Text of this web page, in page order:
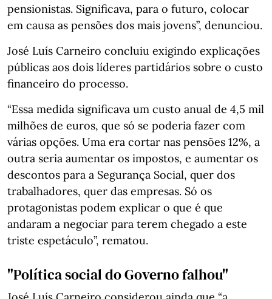
pensionistas. Significava, para o futuro, colocar
em causa as pensões dos mais jovens”, denunciou.
José Luís Carneiro concluiu exigindo explicações
públicas aos dois líderes partidários sobre o custo
financeiro do processo.
“Essa medida significava um custo anual de 4,5 mil
milhões de euros, que só se poderia fazer com
várias opções. Uma era cortar nas pensões 12%, a
outra seria aumentar os impostos, e aumentar os
descontos para a Segurança Social, quer dos
trabalhadores, quer das empresas. Só os
protagonistas podem explicar o que é que
andaram a negociar para terem chegado a este
triste espetáculo”, rematou.
"Política social do Governo falhou"